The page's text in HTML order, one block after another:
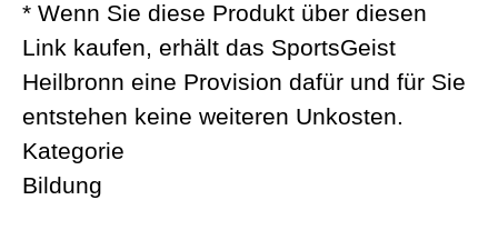
* Wenn Sie diese Produkt über diesen
Link kaufen, erhält das SportsGeist
Heilbronn eine Provision dafür und für Sie
entstehen keine weiteren Unkosten.
Kategorie
Bildung